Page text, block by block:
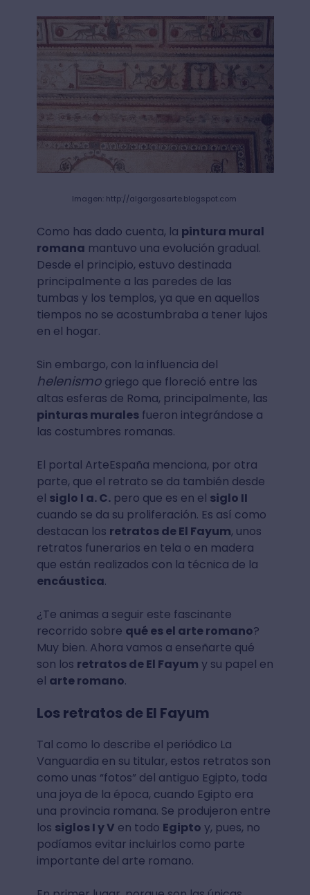
Imagen: http://algargosarte.blogspot.com
Como has dado cuenta, la pintura mural
romana mantuvo una evolución gradual.
Desde el principio, estuvo destinada
principalmente a las paredes de las
tumbas y los templos, ya que en aquellos
tiempos no se acostumbraba a tener lujos
en el hogar.
Sin embargo, con la influencia del
helenismogriego que floreció entre las
altas esferas de Roma, principalmente, las
pinturas muralesfueron integrándose a
las costumbres romanas.
El portal ArteEspaña menciona, por otra
parte, que el retrato se da también desde
el siglo I a. C.pero que es en el siglo II
cuando se da su proliferación. Es así como
destacan los retratos de El Fayum, unos
retratos funerarios en tela o en madera
que están realizados con la técnica de la
encáustica.
¿Te animas a seguir este fascinante
recorrido sobre qué es el arte romano?
Muy bien. Ahora vamos a enseñarte qué
son los retratos de El Fayum y su papel en
el arte romano.
Los retratos de El Fayum
Tal como lo describe el periódico La
Vanguardia en su titular, estos retratos son
como unas “fotos” del antiguo Egipto, toda
una joya de la época, cuando Egipto era
una provincia romana. Se produjeron entre
los siglos I y V en todo Egipto y, pues, no
podíamos evitar incluirlos como parte
importante del arte romano.